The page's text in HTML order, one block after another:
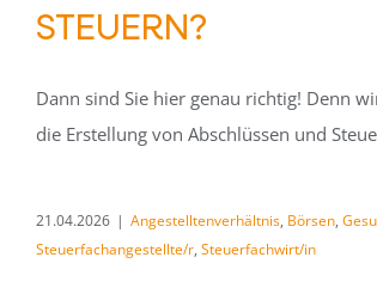
STEUERN?
Dann sind Sie hier genau richtig! Denn
die Erstellung von Abschlüssen und
21.04.2026 | Angestelltenverhältnis, Börsen,
Steuerfachangestellte/r, Steuerfachwirt/in